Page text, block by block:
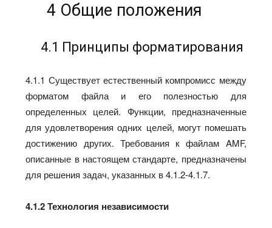
4 Общие положения
4.1 Принципы форматирования
4.1.1 Существует естественный компромисс между
форматом файла и его полезностью для
определенных целей. Функции, предназначенные
для удовлетворения одних целей, могут помешать
достижению других. Требования к файлам AMF,
описанные в настоящем стандарте, предназначены
для решения задач, указанных в 4.1.2-4.1.7.
4.1.2 Технология независимости